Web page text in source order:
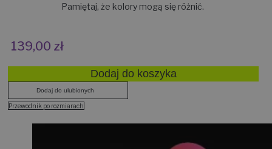
Pamiętaj, że kolory mogą się różnić.
139,00 zł
Dodaj do koszyka
Dodaj do ulubionych
Przewodnik po rozmiarach